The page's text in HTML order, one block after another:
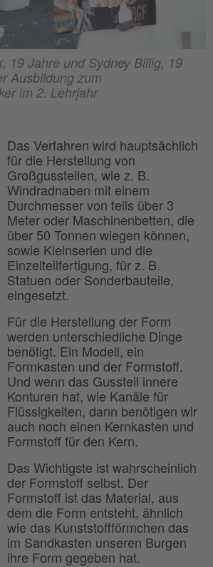
19 Jahre und Sydney Billig, 19
Ausbildung zum
im 2. Lehrjahr
Das Verfahren wird hauptsächlich
für die Herstellung von
Großgussteilen, wie z. B.
Windradnaben mit einem
Durchmesser von teils über 3
Meter oder Maschinenbetten, die
über 50 Tonnen wiegen können,
sowie Kleinserien und die
Einzelteilfertigung, für z. B.
Statuen oder Sonderbauteile,
eingesetzt.
Für die Herstellung der Form
werden unterschiedliche Dinge
benötigt. Ein Modell, ein
Formkasten und der Formstoff.
Und wenn das Gussteil innere
Konturen hat, wie Kanäle für
Flüssigkeiten, dann benötigen wir
auch noch einen Kernkasten und
Formstoff für den Kern.
Das Wichtigste ist wahrscheinlich
der Formstoff selbst. Der
Formstoff ist das Material, aus
dem die Form entsteht, ähnlich
wie das Kunststoffförmchen das
im Sandkasten unseren Burgen
ihre Form gegeben hat.